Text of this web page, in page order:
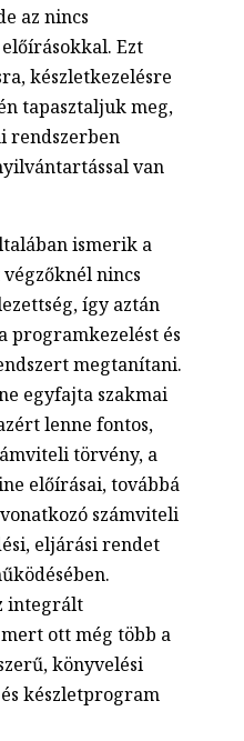
az nincs
Ezt
készletkezelésre
tapasztaljuk meg,
rendszerben
van
ismerik a
nincs
így aztán
programkezelést és
megtanítani.
egyfajta szakmai
lenne fontos,
törvény, a
előírásai, továbbá
számviteli
eljárási rendet
integrált
ott még több a
könyvelési
készletprogram